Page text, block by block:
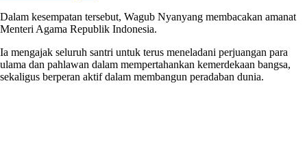
Dalam kesempatan tersebut, Wagub Nyanyang membacakan amanat
Menteri Agama Republik Indonesia.
Ia mengajak seluruh santri untuk terus meneladani perjuangan para
ulama dan pahlawan dalam mempertahankan kemerdekaan bangsa,
sekaligus berperan aktif dalam membangun peradaban dunia.